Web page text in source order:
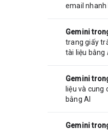
email nhanh
Gemini
trang giấy
tài liệu bằng
Gemini
liệu và cung
bằng AI
Gemini